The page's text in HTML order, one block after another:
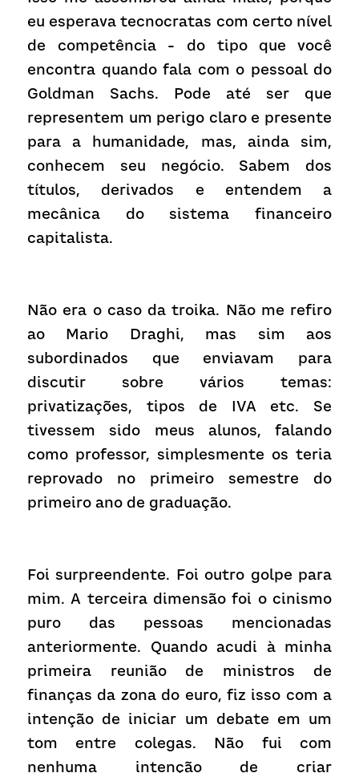
eu esperava tecnocratas com certo nível
de competência - do tipo que você
encontra quando fala com o pessoal do
Goldman Sachs. Pode até ser que
representem um perigo claro e presente
para a humanidade, mas, ainda sim,
conhecem seu negócio. Sabem dos
títulos, derivados e entendem a
mecânica do sistema financeiro
capitalista.
Não era o caso da troika. Não me refiro
ao Mario Draghi, mas sim aos
subordinados que enviavam para
discutir sobre vários temas:
privatizações, tipos de IVA etc. Se
tivessem sido meus alunos, falando
como professor, simplesmente os teria
reprovado no primeiro semestre do
primeiro ano de graduação.
Foi surpreendente. Foi outro golpe para
mim. A terceira dimensão foi o cinismo
puro das pessoas mencionadas
anteriormente. Quando acudi à minha
primeira reunião de ministros de
finanças da zona do euro, fiz isso com a
intenção de iniciar um debate em um
tom entre colegas. Não fui com
nenhuma intenção de criar